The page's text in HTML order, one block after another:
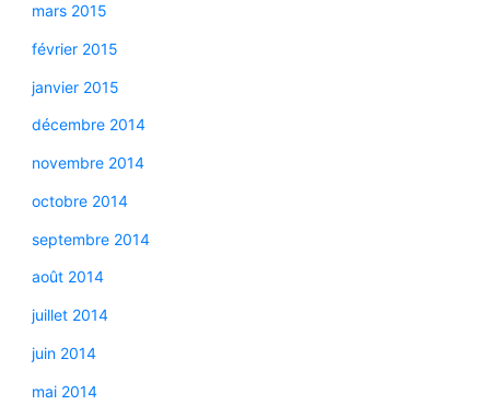
mars 2015
février 2015
janvier 2015
décembre 2014
novembre 2014
octobre 2014
septembre 2014
août 2014
juillet 2014
juin 2014
mai 2014